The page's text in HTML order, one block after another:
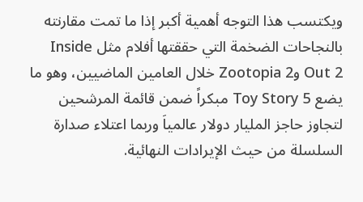
ويكتسب هذا التوجه أهمية أكبر إذا ما تمت مقارنته
بالنجاحات الضخمة التي حققتها أفلام مثل Inside
Out 2 وZootopia 2 خلال العامين الماضيين، وهو ما
يضع Toy Story 5 مبكراً ضمن قائمة المرشحين
لتجاوز حاجز المليار دولار عالمياَ وربما اعتلاء صدارة
السلسلة من حيث الإيرادات النهائية.